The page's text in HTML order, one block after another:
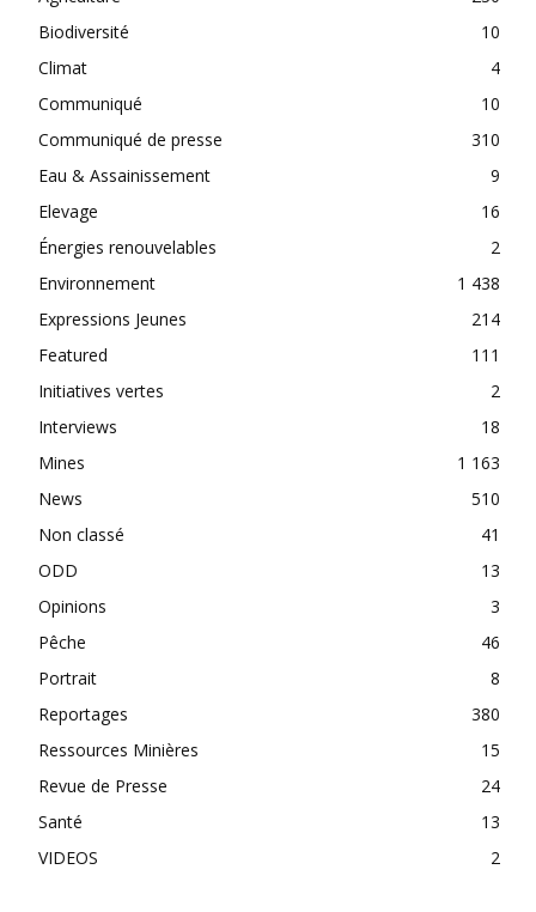
Biodiversité
10
Climat
4
Communiqué
10
Communiqué de presse
310
Eau & Assainissement
9
Elevage
16
Énergies renouvelables
2
Environnement
1 438
Expressions Jeunes
214
Featured
111
Initiatives vertes
2
Interviews
18
Mines
1 163
News
510
Non classé
41
ODD
13
Opinions
3
Pêche
46
Portrait
8
Reportages
380
Ressources Minières
15
Revue de Presse
24
Santé
13
VIDEOS
2